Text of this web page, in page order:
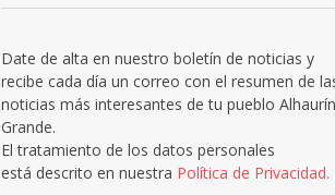
Date de alta en nuestro boletín de noticias y
recibe cada día un correo con el resumen de
noticias más interesantes de tu pueblo
Grande.
El tratamiento de los datos personales
está descrito en nuestra Política de Privacidad.